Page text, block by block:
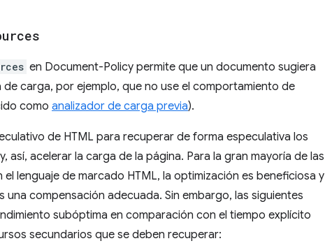
en Document-Policy permite que un documento sugiera
carga, por ejemplo, que no use el comportamiento de
como analizador de carga previa).
de HTML para recuperar de forma especulativa los
así, acelerar la carga de la página. Para la gran mayoría de las
lenguaje de marcado HTML, la optimización es beneficiosa y
compensación adecuada. Sin embargo, las siguientes
subóptima en comparación con el tiempo explícito
secundarios que se deben recuperar: